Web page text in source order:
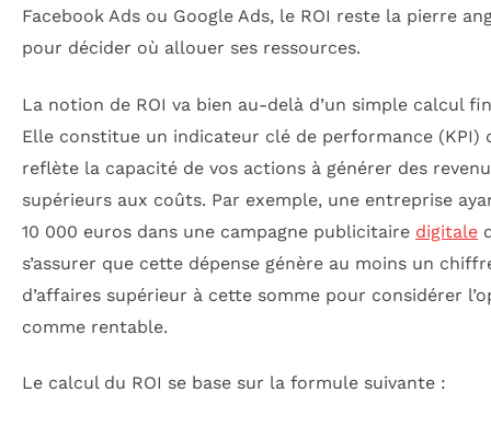
Facebook Ads ou Google Ads, le ROI reste la pierre
pour décider où allouer ses ressources.
La notion de ROI va bien au-delà d’un simple calcul
Elle constitue un indicateur clé de performance (KPI)
reflète la capacité de vos actions à générer des
supérieurs aux coûts. Par exemple, une entreprise
10 000 euros dans une campagne publicitaire digitale
s’assurer que cette dépense génère au moins un
d’affaires supérieur à cette somme pour considérer
comme rentable.
Le calcul du ROI se base sur la formule suivante :